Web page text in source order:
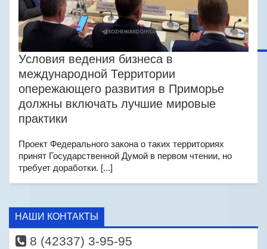
Условия ведения бизнеса в
международной Территории
опережающего развития в Приморье
должны включать лучшие мировые
практики
Проект Федерального закона о таких территориях
принят Государственной Думой в первом чтении, но
требует доработки. [...]
НАШИ КОНТАКТЫ
8 (42337) 3-95-95